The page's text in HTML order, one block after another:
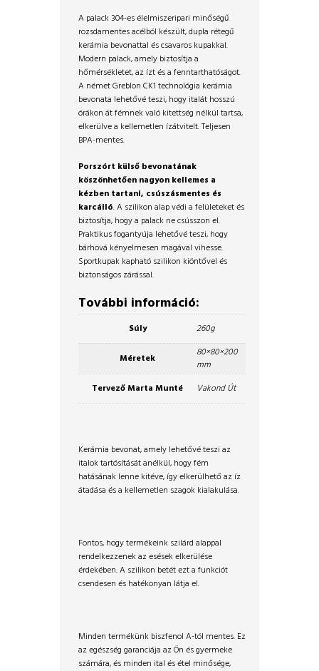
A palack 304-es élelmiszeripari minőségű
rozsdamentes acélból készült, dupla rétegű
kerámia bevonattal és csavaros kupakkal.
Modern palack, amely biztosítja a
hőmérsékletet, az ízt és a fenntarthatóságot.
A német Greblon CK1 technológia kerámia
bevonata lehetővé teszi, hogy italát hosszú
órákon át fémnek való kitettség nélkül tartsa,
elkerülve a kellemetlen ízátvitelt. Teljesen
BPA-mentes.
Porszórt külső bevonatának
köszönhetően nagyon kellemes a
kézben tartani, csúszásmentes és
karcálló. A szilikon alap védi a felületeket és
biztosítja, hogy a palack ne csússzon el.
Praktikus fogantyúja lehetővé teszi, hogy
bárhová kényelmesen magával vihesse.
Sportkupak kapható szilikon kiöntővel és
biztonságos zárással.
További információ:
Súly 260g
Méretek
80×80×200
mm
Tervező Marta Munté
Vakond Út
Kerámia bevonat, amely lehetővé teszi az
italok tartósítását anélkül, hogy fém
hatásának lenne kitéve, így elkerülhető az íz
átadása és a kellemetlen szagok kialakulása.
Fontos, hogy termékeink szilárd alappal
rendelkezzenek az esések elkerülése
érdekében. A szilikon betét ezt a funkciót
csendesen és hatékonyan látja el.
Minden termékünk biszfenol A-tól mentes. Ez
az egészség garanciája az Ön és gyermeke
számára, és minden ital és étel minősége,